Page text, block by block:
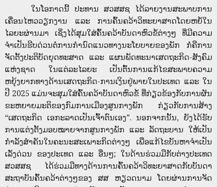
ໃນໂອກາດນີ້ ປະທານ ສວສສຊ ໄດ້ລາຍງານສະພາບການ
ເຄື່ອນໄຫວວຽກງານ ແລະ ການຄົ້ນຄວ້າວິທະຍາສາດໂດຍຫຍໍ້ໃນ
ໄລຍະຜ່ານມາ ເຊິ່ງໄດ້ສຸມໃສ່ຄົ້ນຄວ້າບັນດາຫົວຂໍ້ຕ່າງໆ ທີ່ມີຄວາມ
ຈໍາເປັນຮີບດ່ວນຕໍ່ການກຳນົດແນວທາງນະໂຍບາຍຂອງພັກ ກໍ່ຄືການ
ຈັດຕັ້ງປະຕິບັດຍຸດທະສາດ ແລະ ແຜນພັດທະນາເສດຖະກິດ-ສັງຄົມ
ແຫ່ງຊາດ ໃນແຕ່ລະໄລຍະ ເປັນຕົ້ນການແກ້ໄຂສະພາບຄວາມ
ຫຍຸ້ງຍາກທາງດ້ານເສດຖະກິດ-ການເງິນຢູ່ພາຍໃນປະເທດ ແລະ ໃນ
ປີ 2025 ແມ່ນຈະສຸມໃສ່ຄົ້ນຄວ້າບັນດາຫົວຂໍ້ ທີ່ກ່ຽວຂ້ອງກັບການຜັນ
ຂະຫຍາຍມະຕິຂອງກົມການເມືອງສູນກາງພັກ ກ່ຽວກັບການສ້າງ
“ເສດຖະກິດ ເອກະລາດເປັນເຈົ້າຕົນເອງ”. ນອກຈາກນັ້ນ, ຍັງໄດ້ຮັບ
ການແຕ່ງຕັ້ງມອບໝາຍຈາກສູນກາງພັກ ແລະ ລັດຖະບານ ໃຫ້ເປັນ
ກຳລັງສຳຄັນໃນຄະນະສະເພາະກິດຕ່າງໆ ເພື່ອແກ້ໄຂບັນຫາຈຳເປັນ
ເລັ່ງດ່ວນ ຂອງປະເທດ ແລະ ອື່ນໆ; ໃນດ້ານຮ່ວມມືກັບຕ່າງປະເທດ
ສວສສຊ ໄດ້ຮ່ວມມືທາງດ້ານການຄົ້ນຄວ້າວິທະຍາສາດກັບບັນດາ
ສະຖາບັນຄົ້ນຄວ້າຕ່າງໆຂອງ ສສ ຫຽວດນາມ ໂດຍຜ່ານການຈັດ